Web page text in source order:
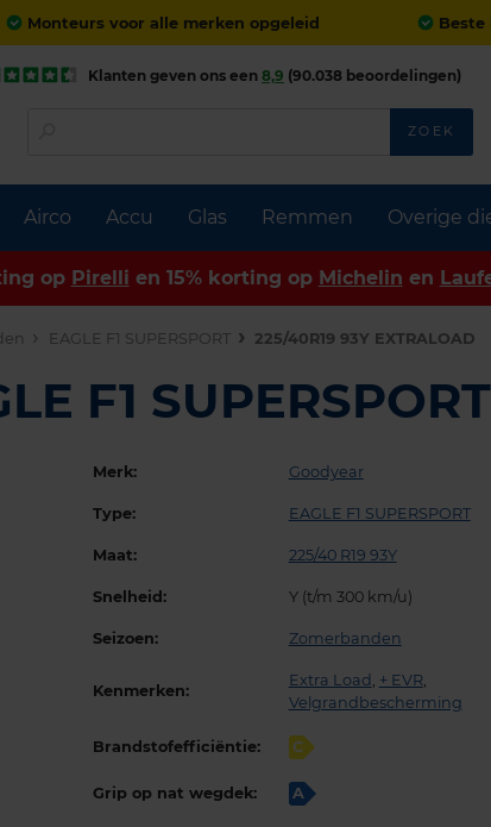
Monteurs voor alle merken opgeleid Beste
Airco Accu Glas Remmen Overige
Klanten geven ons een 8,9 (90.038 beoordelingen)
ZOEK
op Pirelli en 15% korting op Michelin en
EAGLE F1 SUPERSPORT 225/40R19 93Y EXTRALOAD
F1 SUPERSPORT
Merk: Goodyear
Type: EAGLE F1 SUPERSPORT
Maat: 225/40 R19 93Y
Snelheid: Y (t/m 300 km/u)
Seizoen: Zomerbanden
Kenmerken:
Extra Load , + EVR,
Velgrandbescherming
Brandstofefficiëntie: C
Grip op nat wegdek: A